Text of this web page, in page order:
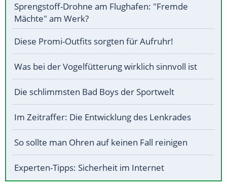
Sprengstoff-Drohne am Flughafen: "Fremde
Mächte" am Werk?
Diese Promi-Outfits sorgten für Aufruhr!
Was bei der Vogelfütterung wirklich sinnvoll ist
Die schlimmsten Bad Boys der Sportwelt
Im Zeitraffer: Die Entwicklung des Lenkrades
So sollte man Ohren auf keinen Fall reinigen
Experten-Tipps: Sicherheit im Internet